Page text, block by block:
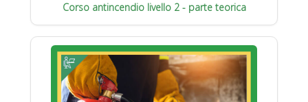
Corso antincendio livello 2 - parte teorica